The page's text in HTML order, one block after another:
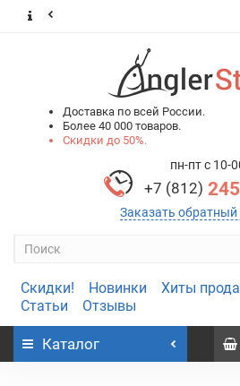
Доставка по всей России.
Более 40 000 товаров.
Скидки до 50%.
пн-пт с 10-
+7 (812)
Заказать обратный
Скидки! Новинки Хиты
Статьи
Отзывы
Каталог